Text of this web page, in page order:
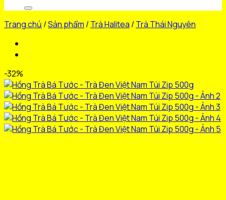
Trang chủ /Sản phẩm /Trà Halitea /Trà Thái Nguyên
-32%